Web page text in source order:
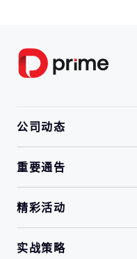
公司动态
重要通告
精彩活动
实战策略